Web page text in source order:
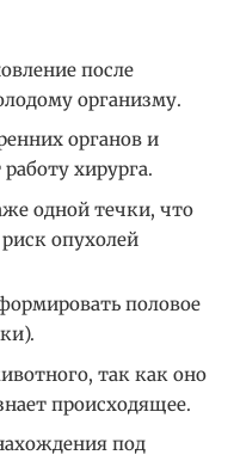
после
организму.
органов и
хирурга.
одной течки, что
опухолей
половое
так как оно
происходящее.
под